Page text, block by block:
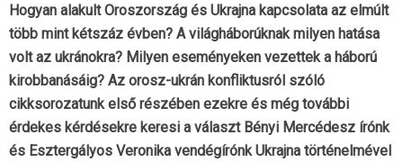
Hogyan alakult Oroszország és Ukrajna kapcsolata az elmúlt
több mint kétszáz évben? A világháborúknak milyen hatása
volt az ukránokra? Milyen eseményeken vezettek a háború
kirobbanásáig? Az orosz-ukrán konfliktusról szóló
cikksorozatunk első részében ezekre és még további
érdekes kérdésekre keresi a választ Bényi Mercédesz írónk
és Esztergályos Veronika vendégírónk Ukrajna történelmével